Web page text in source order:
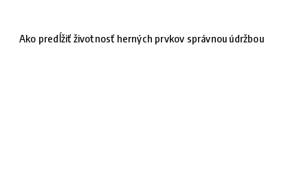
Ako predĺžiť životnosť herných prvkov správnou údržbou